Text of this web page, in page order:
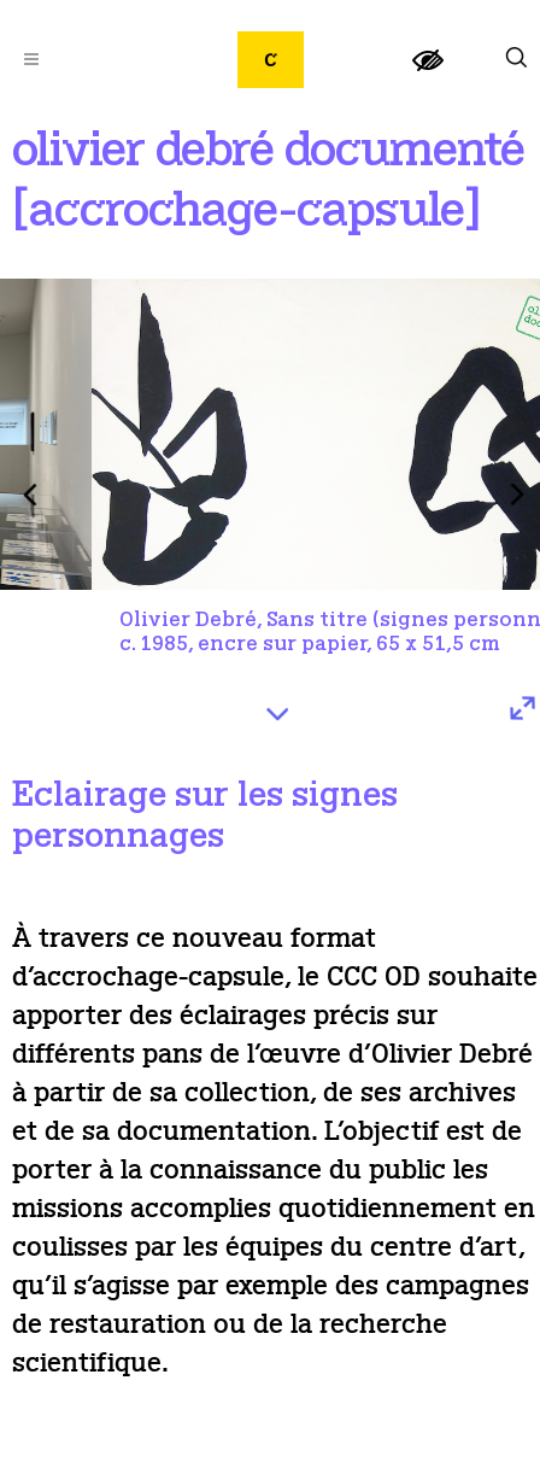
olivier debré documenté
[accrochage-capsule]
Olivier Debré, Sans titre (signes personnages),
c. 1985, encre sur papier, 65 x 51,5 cm
Eclairage sur les signes
personnages
À travers ce nouveau format
d’accrochage-capsule, le CCC OD souhaite
apporter des éclairages précis sur
différents pans de l’œuvre d’Olivier Debré
à partir de sa collection, de ses archives
et de sa documentation. L’objectif est de
porter à la connaissance du public les
missions accomplies quotidiennement en
coulisses par les équipes du centre d’art,
qu’il s’agisse par exemple des campagnes
de restauration ou de la recherche
scientifique.